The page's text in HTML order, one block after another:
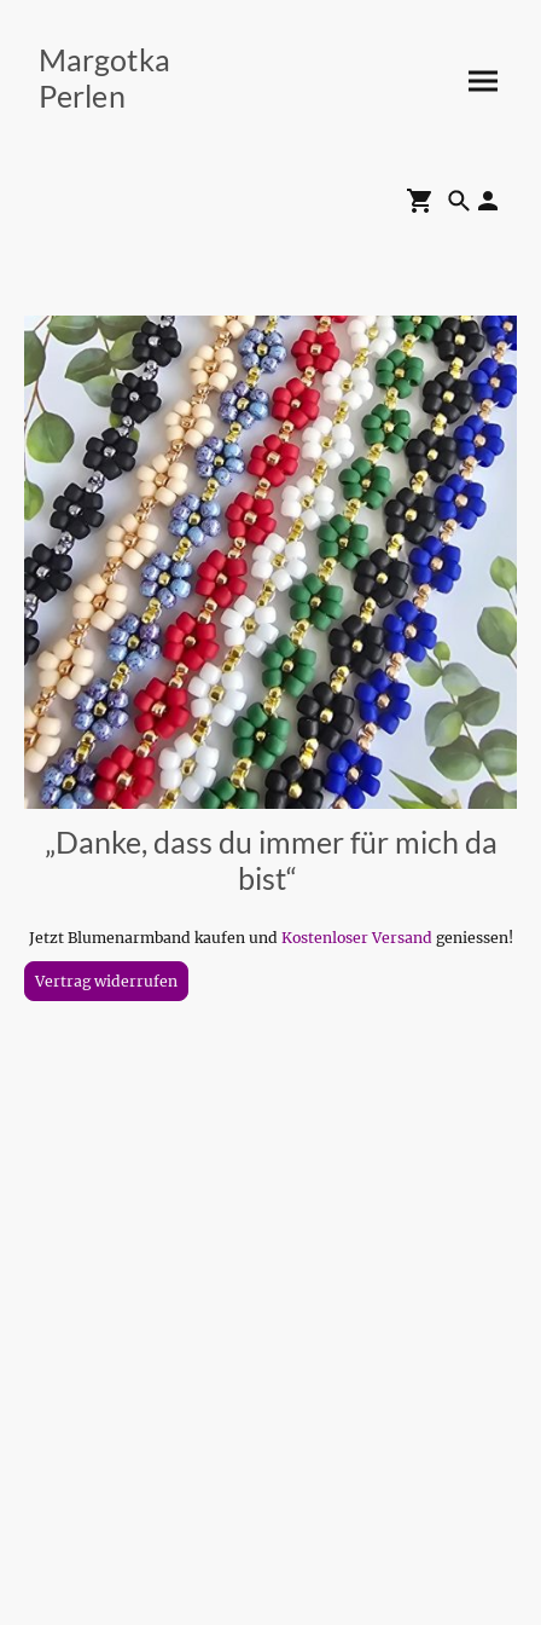
Margotka
Perlen
„Danke, dass du immer für mich da
bist“
Jetzt Blumenarmband kaufen und Kostenloser Versandgeniessen!
Vertrag widerrufen